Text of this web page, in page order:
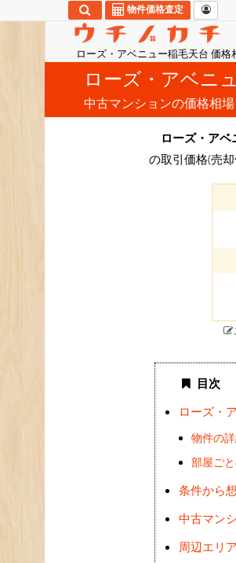
ローズ・アベニュー稲毛天台 価
物件価格査定
ローズ・アベニ
中古マンションの価格相場
ローズ・アベ
の取引価格(売
目次
ローズ・
物件の
部屋ご
条件から
中古マン
周辺エリ